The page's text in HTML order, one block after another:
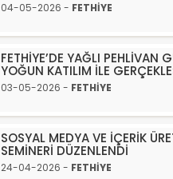
04-05-2026 - FETHİYE
FETHİYE’DE YAĞLI PEHLİVAN
YOĞUN KATILIM İLE
03-05-2026 - FETHİYE
SOSYAL MEDYA VE İÇERİK
SEMİNERİ DÜZENLENDİ
24-04-2026 - FETHİYE